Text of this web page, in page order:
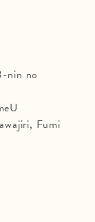
nin no
Fumi